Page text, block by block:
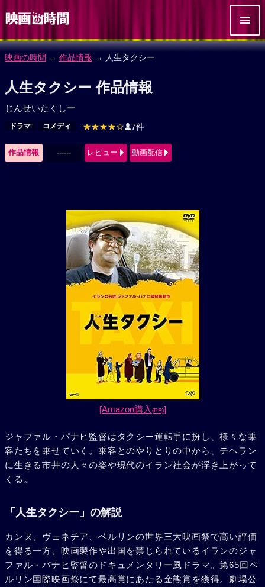
映画の時間 → 作品情報 → 人生タクシー
人生タクシー 作品情報
じんせいたくしー
ドラマ コメディ ★★★★☆ 7件
作品情報 ------ レビュー 動画配信
[Amazon購入 (PR)]
ジャファル・パナヒ監督はタクシー運転手に扮し、様々な乗
客たちを乗せていく。乗客とのやりとりの中から、テヘラン
に生きる市井の人々の姿や現代のイラン社会が浮き上がって
くる。
「人生タクシー」の解説
カンヌ、ヴェネチア、ベルリンの世界三大映画祭で高い評価
を得る一方、映画製作や出国を禁じられているイランのジャ
ファル・パナヒ監督のドキュメンタリー風ドラマ。第65回ベ
ルリン国際映画祭にて最高賞にあたる金熊賞を獲得。劇場公